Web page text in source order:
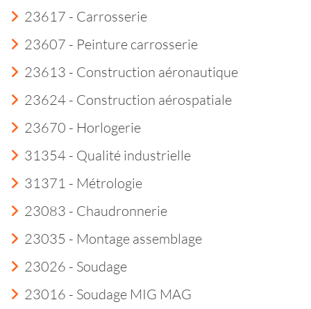
23617 - Carrosserie
23607 - Peinture carrosserie
23613 - Construction aéronautique
23624 - Construction aérospatiale
23670 - Horlogerie
31354 - Qualité industrielle
31371 - Métrologie
23083 - Chaudronnerie
23035 - Montage assemblage
23026 - Soudage
23016 - Soudage MIG MAG